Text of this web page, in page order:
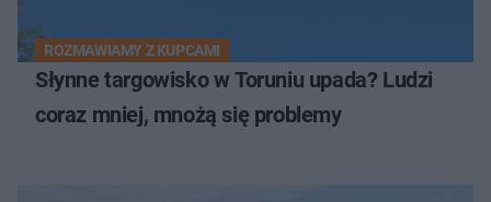
ROZMAWIAMY Z KUPCAMI
Słynne targowisko w Toruniu upada? Ludzi
coraz mniej, mnożą się problemy